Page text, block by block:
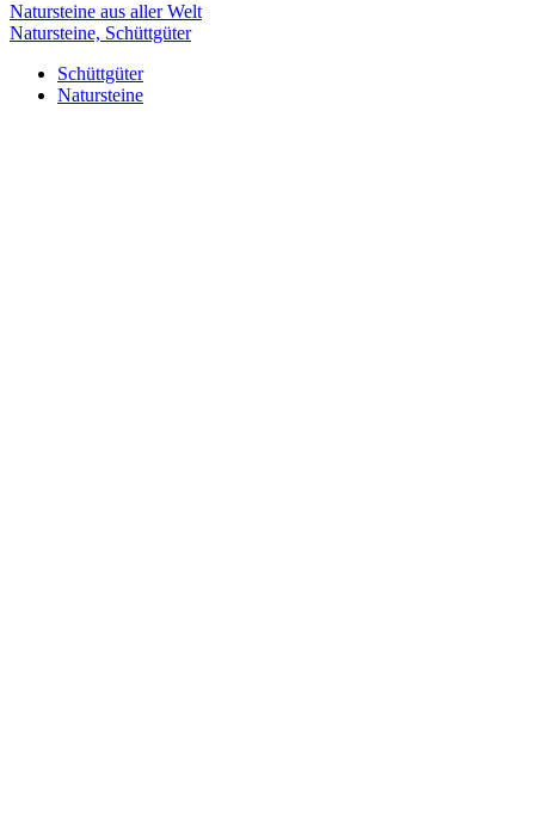
Natursteine aus aller Welt
Natursteine, Schüttgüter
Schüttgüter
Natursteine